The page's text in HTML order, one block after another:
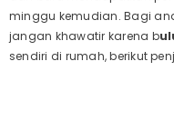
minggu kemudian. Bagi
jangan khawatir karena b
sendiri di rumah, berikut